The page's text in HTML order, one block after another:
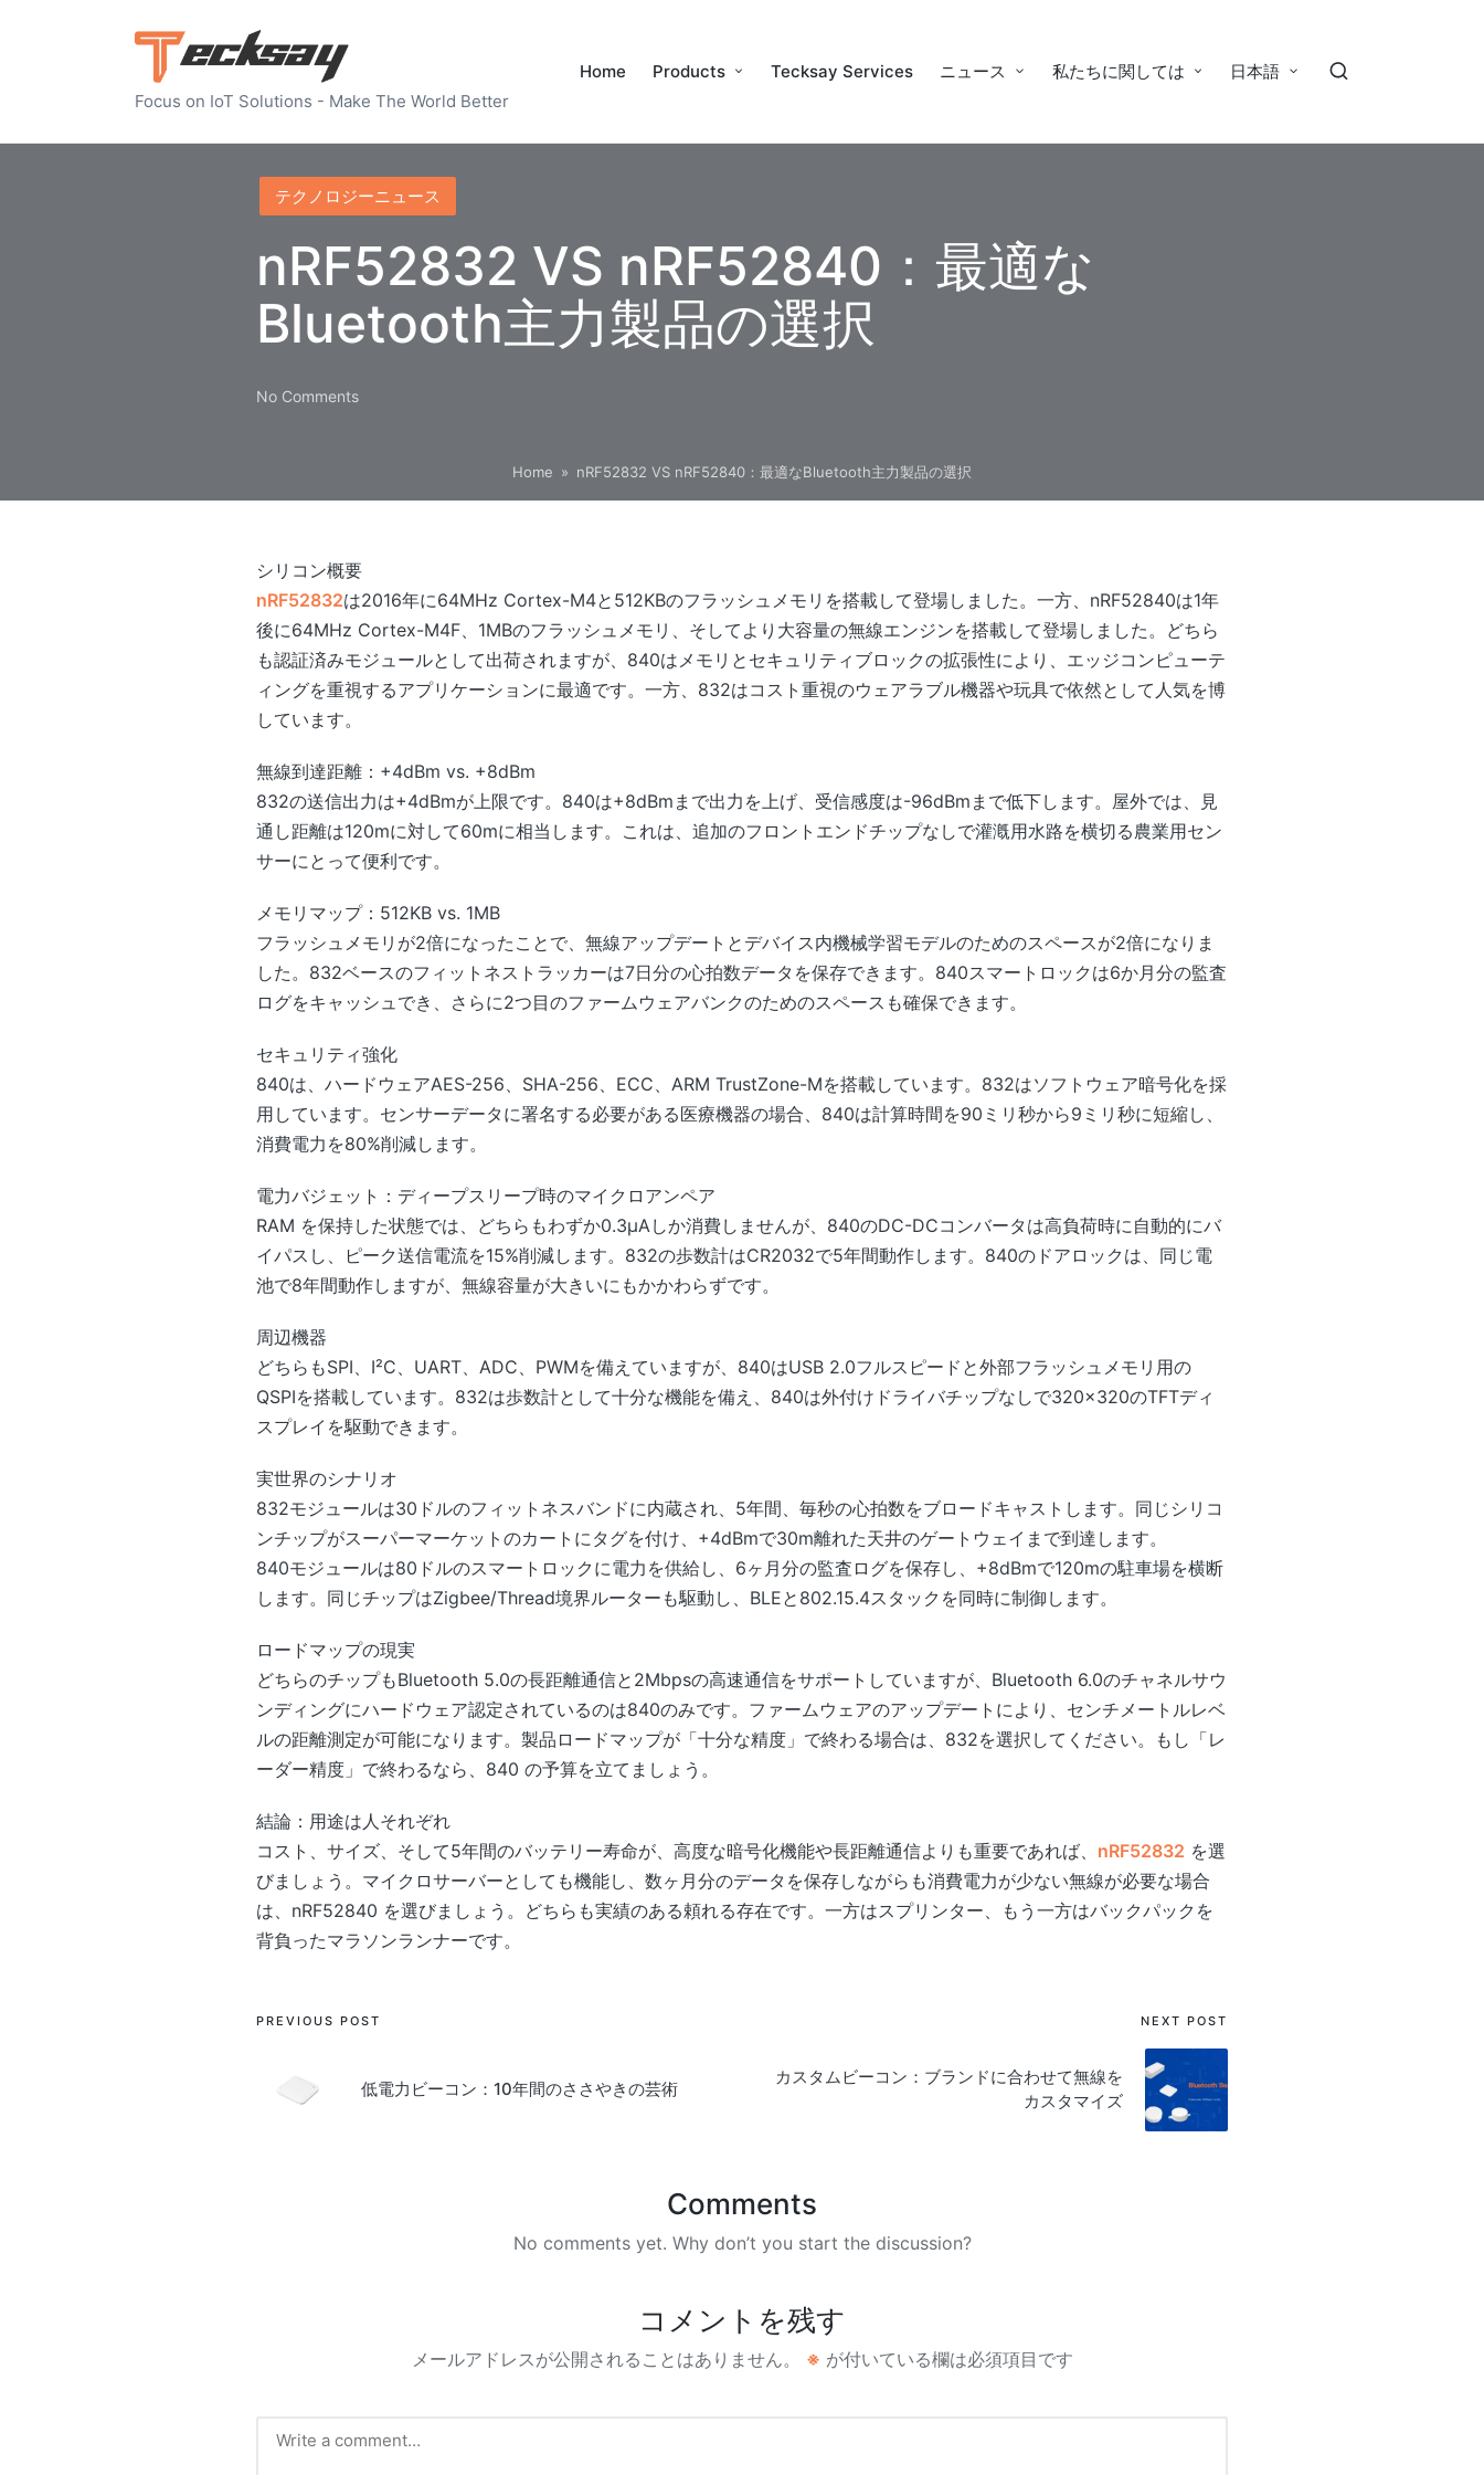
Focus on IoT Solutions - Make The World Better
Home Products Tecksay Services ニュース 私たちに関しては 日本語
Posted
in
テクノロジーニュース
nRF52832 VS nRF52840：最適な
Bluetooth主力製品の選択
No Comments
Home » nRF52832 VS nRF52840：最適なBluetooth主力製品の選択
シリコン概要
nRF52832は2016年に64MHz Cortex-M4と512KBのフラッシュメモリを搭載して登場しました。一方、nRF52840は1年
後に64MHz Cortex-M4F、1MBのフラッシュメモリ、そしてより大容量の無線エンジンを搭載して登場しました。どちら
も認証済みモジュールとして出荷されますが、840はメモリとセキュリティブロックの拡張性により、エッジコンピューテ
ィングを重視するアプリケーションに最適です。一方、832はコスト重視のウェアラブル機器や玩具で依然として人気を博
しています。
無線到達距離：+4dBm vs. +8dBm
832の送信出力は+4dBmが上限です。840は+8dBmまで出力を上げ、受信感度は-96dBmまで低下します。屋外では、見
通し距離は120mに対して60mに相当します。これは、追加のフロントエンドチップなしで灌漑用水路を横切る農業用セン
サーにとって便利です。
メモリマップ：512KB vs. 1MB
フラッシュメモリが2倍になったことで、無線アップデートとデバイス内機械学習モデルのためのスペースが2倍になりま
した。832ベースのフィットネストラッカーは7日分の心拍数データを保存できます。840スマートロックは6か月分の監査
ログをキャッシュでき、さらに2つ目のファームウェアバンクのためのスペースも確保できます。
セキュリティ強化
840は、ハードウェアAES-256、SHA-256、ECC、ARM TrustZone-Mを搭載しています。832はソフトウェア暗号化を採
用しています。センサーデータに署名する必要がある医療機器の場合、840は計算時間を90ミリ秒から9ミリ秒に短縮し、
消費電力を80%削減します。
電力バジェット：ディープスリープ時のマイクロアンペア
RAM を保持した状態では、どちらもわずか0.3µAしか消費しませんが、840のDC-DCコンバータは高負荷時に自動的にバ
イパスし、ピーク送信電流を15%削減します。832の歩数計はCR2032で5年間動作します。840のドアロックは、同じ電
池で8年間動作しますが、無線容量が大きいにもかかわらずです。
周辺機器
どちらもSPI、I²C、UART、ADC、PWMを備えていますが、840はUSB 2.0フルスピードと外部フラッシュメモリ用の
QSPIを搭載しています。832は歩数計として十分な機能を備え、840は外付けドライバチップなしで320×320のTFTディ
スプレイを駆動できます。
実世界のシナリオ
832モジュールは30ドルのフィットネスバンドに内蔵され、5年間、毎秒の心拍数をブロードキャストします。同じシリコ
ンチップがスーパーマーケットのカートにタグを付け、+4dBmで30m離れた天井のゲートウェイまで到達します。
840モジュールは80ドルのスマートロックに電力を供給し、6ヶ月分の監査ログを保存し、+8dBmで120mの駐車場を横断
します。同じチップはZigbee/Thread境界ルーターも駆動し、BLEと802.15.4スタックを同時に制御します。
ロードマップの現実
どちらのチップもBluetooth 5.0の長距離通信と2Mbpsの高速通信をサポートしていますが、Bluetooth 6.0のチャネルサウ
ンディングにハードウェア認定されているのは840のみです。ファームウェアのアップデートにより、センチメートルレベ
ルの距離測定が可能になります。製品ロードマップが「十分な精度」で終わる場合は、832を選択してください。もし「レ
ーダー精度」で終わるなら、840 の予算を立てましょう。
結論：用途は人それぞれ
コスト、サイズ、そして5年間のバッテリー寿命が、高度な暗号化機能や長距離通信よりも重要であれば、 nRF52832 を選
びましょう。マイクロサーバーとしても機能し、数ヶ月分のデータを保存しながらも消費電力が少ない無線が必要な場合
は、nRF52840 を選びましょう。どちらも実績のある頼れる存在です。一方はスプリンター、もう一方はバックパックを
背負ったマラソンランナーです。
Post
navigation
PREVIOUS POST
低電力ビーコン：10年間のささやきの芸術
NEXT POST
カスタムビーコン：ブランドに合わせて無線を
カスタマイズ
Comments
No comments yet. Why don’t you start the discussion?
コメントを残す
メールアドレスが公開されることはありません。 ※ が付いている欄は必須項目です